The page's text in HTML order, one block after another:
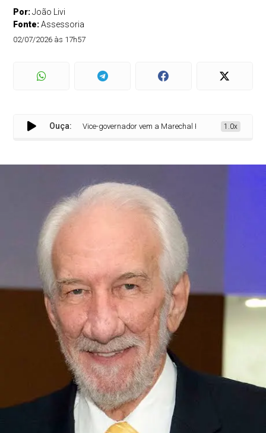
Por:João Livi
Fonte:Assessoria
02/07/2026 às 17h57
Ouça:Vice-governador vem a Marechal Rondon anunciar R$
1.0x